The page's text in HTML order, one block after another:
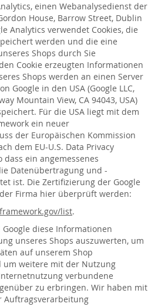
einen Webanalysedienst der
House, Barrow Street, Dublin
Analytics verwendet Cookies, die
werden und die eine
Shops durch Sie
Cookie erzeugten Informationen
Shops werden an einen Server
Google in den USA (Google LLC,
Mountain View, CA 94043, USA)
Für die USA liegt mit dem
ein neuer
der Europäischen Kommission
dem EU-U.S. Data Privacy
dass ein angemessenes
Datenübertragung und -
ist. Die Zertifizierung der Google
Firma hier überprüft werden:
list.
diese Informationen
unseres Shops auszuwerten, um
auf unserem Shop
um weitere mit der Nutzung
verbundene
zu erbringen. Wir haben mit
Auftragsverarbeitung